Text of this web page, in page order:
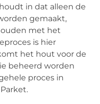
in dat alleen de
gemaakt,
met het
is hier
het hout voor de
beheerd worden
proces in